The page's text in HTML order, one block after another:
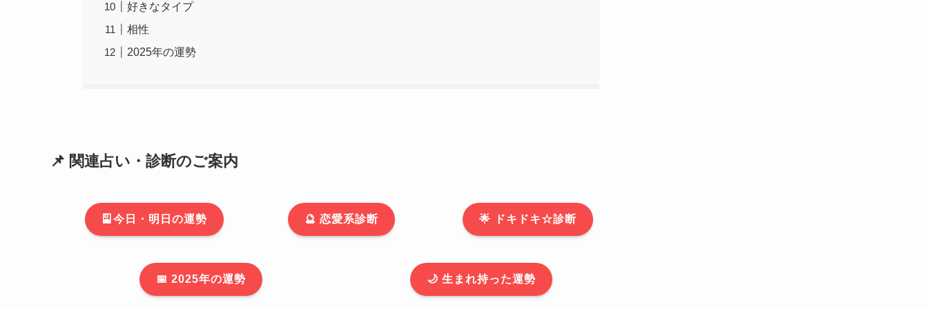
好きなタイプ
相性
2025年の運勢
📌 関連占い・診断のご案内
🎴今日・明日の運勢 🔮 恋愛系診断 🌟 ドキドキ☆診断
📅 2025年の運勢 🌙 生まれ持った運勢